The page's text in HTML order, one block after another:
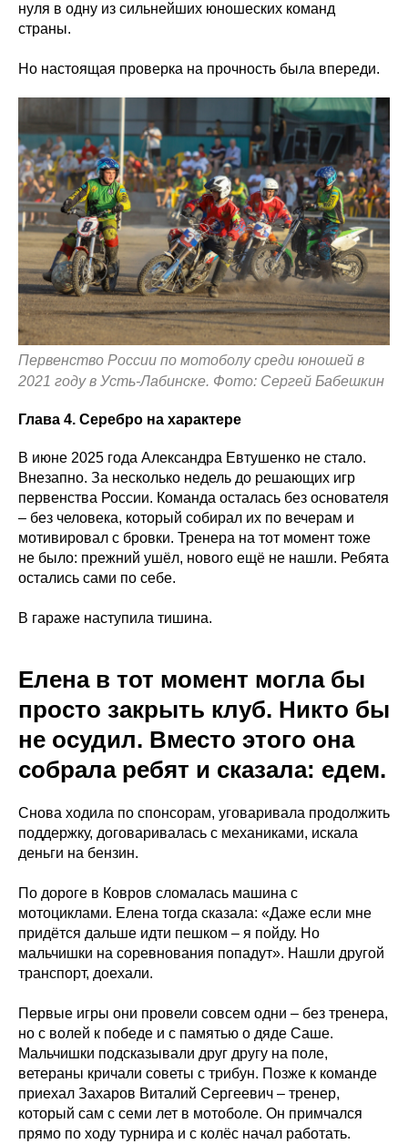
нуля в одну из сильнейших юношеских команд
страны.
Но настоящая проверка на прочность была впереди.
Первенство России по мотоболу среди юношей в
2021 году в Усть-Лабинске. Фото: Сергей Бабешкин
Глава 4. Серебро на характере
В июне 2025 года Александра Евтушенко не стало.
Внезапно. За несколько недель до решающих игр
первенства России. Команда осталась без основателя
– без человека, который собирал их по вечерам и
мотивировал с бровки. Тренера на тот момент тоже
не было: прежний ушёл, нового ещё не нашли. Ребята
остались сами по себе.
В гараже наступила тишина.
Елена в тот момент могла бы
просто закрыть клуб. Никто бы
не осудил. Вместо этого она
собрала ребят и сказала: едем.
Снова ходила по спонсорам, уговаривала продолжить
поддержку, договаривалась с механиками, искала
деньги на бензин.
По дороге в Ковров сломалась машина с
мотоциклами. Елена тогда сказала: «Даже если мне
придётся дальше идти пешком – я пойду. Но
мальчишки на соревнования попадут». Нашли другой
транспорт, доехали.
Первые игры они провели совсем одни – без тренера,
но с волей к победе и с памятью о дяде Саше.
Мальчишки подсказывали друг другу на поле,
ветераны кричали советы с трибун. Позже к команде
приехал Захаров Виталий Сергеевич – тренер,
который сам с семи лет в мотоболе. Он примчался
прямо по ходу турнира и с колёс начал работать.